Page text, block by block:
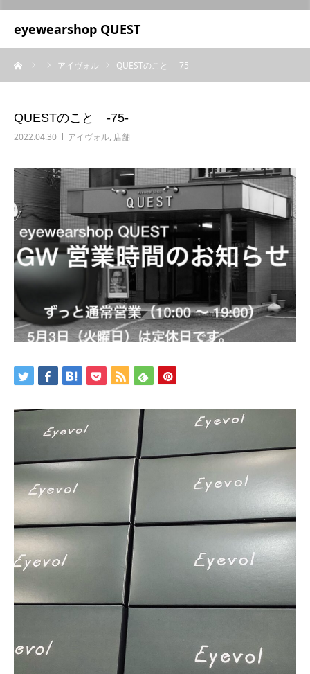
eyewearshop QUEST
アイヴォル QUESTのこと ‐75‐
QUESTのこと ‐75‐
2022.04.30 アイヴォル, 店舗